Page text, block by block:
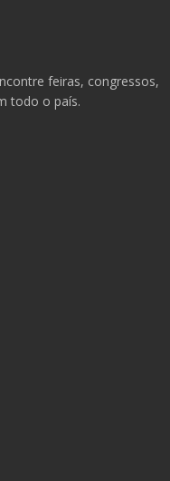
feiras, congressos,
todo o país.